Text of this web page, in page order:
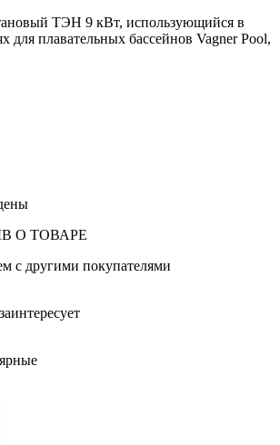
ТЭН 9 кВт, использующийся в
для плавательных бассейнов Vagner Pool,
О ТОВАРЕ
с другими покупателями